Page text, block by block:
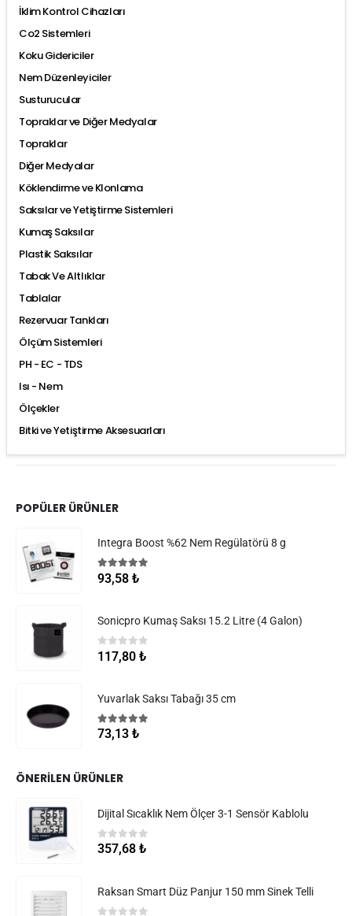
İklim Kontrol Cihazları
Co2 Sistemleri
Koku Gidericiler
Nem Düzenleyiciler
Susturucular
Topraklar ve Diğer Medyalar
Topraklar
Diğer Medyalar
Köklendirme ve Klonlama
Saksılar ve Yetiştirme Sistemleri
Kumaş Saksılar
Plastik Saksılar
Tabak Ve Altlıklar
Tablalar
Rezervuar Tankları
Ölçüm Sistemleri
PH - EC - TDS
Isı - Nem
Ölçekler
Bitki ve Yetiştirme Aksesuarları
POPÜLER ÜRÜNLER
Integra Boost %62 Nem Regülatörü 8 g
5.005 üzerinden
93,58 ₺
Sonicpro Kumaş Saksı 15.2 Litre (4 Galon)
0 5 üzerinden
117,80 ₺
Yuvarlak Saksı Tabağı 35 cm
5.005 üzerinden
73,13 ₺
ÖNERILEN ÜRÜNLER
Dijital Sıcaklık Nem Ölçer 3-1 Sensör Kablolu
05 üzerinden
357,68 ₺
Raksan Smart Düz Panjur 150 mm Sinek Telli